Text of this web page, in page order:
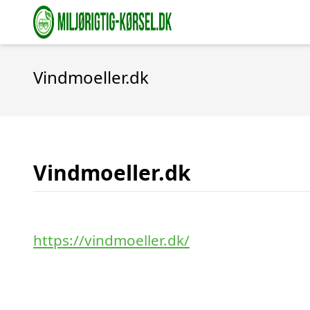
Vindmoeller.dk
Vindmoeller.dk
https://vindmoeller.dk/